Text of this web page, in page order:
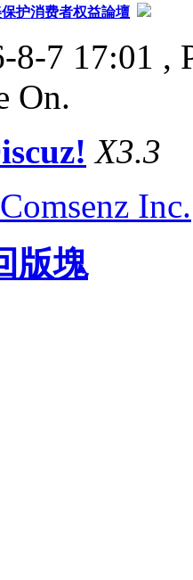
护消费者权益論壇
8-7 17:01 ,
On.
X3.3
Comsenz Inc.
版塊